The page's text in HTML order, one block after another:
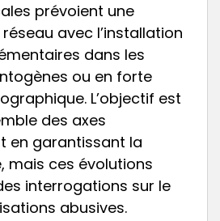
prévoient une
avec l’installation
dans les
ou en forte
L’objectif est
des axes
en garantissant la
mais ces évolutions
interrogations sur le
abusives.